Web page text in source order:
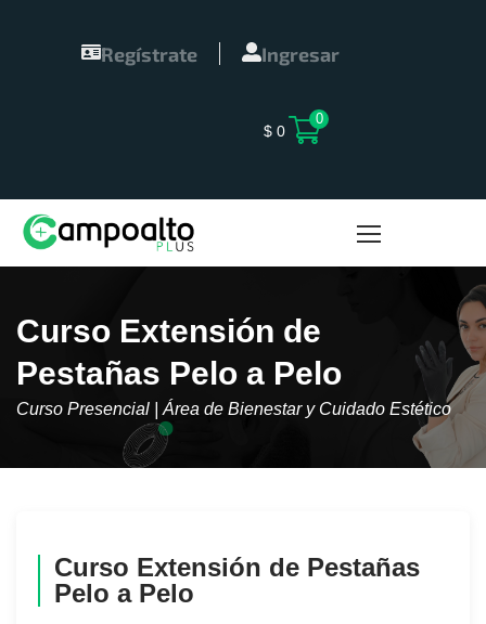
Regístrate Ingresar
$ 0
0
Curso Extensión de
Pestañas Pelo a Pelo
Curso Presencial | Área de Bienestar y Cuidado Estético
Curso Extensión de Pestañas
Pelo a Pelo